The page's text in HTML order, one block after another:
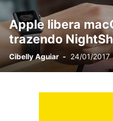
Apple libera
trazendo
Cibelly Aguiar - 24/01/2017